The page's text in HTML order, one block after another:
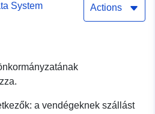
System
Actions
a vendégeknek szállást